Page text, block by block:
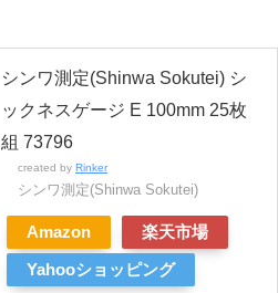
シンワ測定(Shinwa Sokutei) シ
ックネスゲージ E 100mm 25枚
組 73796
created by Rinker
シンワ測定(Shinwa Sokutei)
Amazon 楽天市場
Yahooショッピング